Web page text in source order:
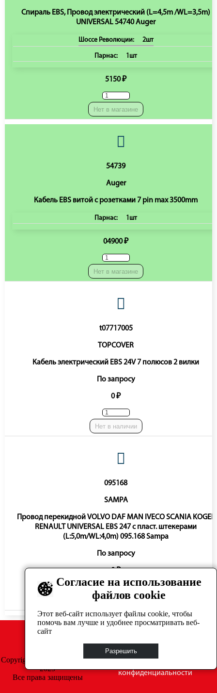
Спираль EBS, Провод электрический (L=4,5m /WL=3,5m)
UNIVERSAL 54740 Auger
Шоссе Революции: 2шт
Парнас: 1шт
5150 ₽
Нет в магазине
54739
Auger
Кабель EBS витой c розетками 7 pin max 3500mm
Парнас: 1шт
04900 ₽
Нет в магазине
t07717005
TOPCOVER
Кабель электрический EBS 24V 7 полюсов 2 вилки
По запросу
0 ₽
Нет в наличии
095168
SAMPA
Провод перекидной VOLVO DAF MAN IVECO SCANIA KOGEL
RENAULT UNIVERSAL EBS 247 с пласт. штекерами
(L:5,0m/WL:4,0m) 095.168 Sampa
По запросу
0 ₽
Нет в наличии
Согласие на использование
файлов cookie
Этот веб-сайт использует файлы cookie, чтобы
помочь вам лучше и удобнее просматривать веб-
сайт
Разрешить
Copyright © GrosAuto 2019 -
2025
Все права защищены
конфиденциальности